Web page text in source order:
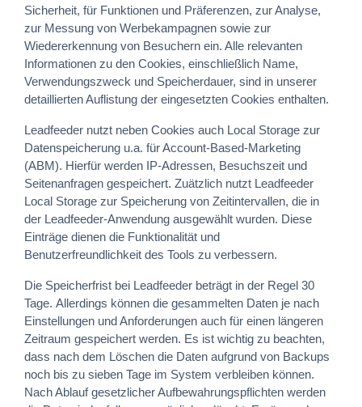
Sicherheit, für Funktionen und Präferenzen, zur Analyse,
zur Messung von Werbekampagnen sowie zur
Wiedererkennung von Besuchern ein. Alle relevanten
Informationen zu den Cookies, einschließlich Name,
Verwendungszweck und Speicherdauer, sind in unserer
detaillierten Auflistung der eingesetzten Cookies enthalten.
Leadfeeder nutzt neben Cookies auch Local Storage zur
Datenspeicherung u.a. für Account-Based-Marketing
(ABM). Hierfür werden IP-Adressen, Besuchszeit und
Seitenanfragen gespeichert. Zuätzlich nutzt Leadfeeder
Local Storage zur Speicherung von Zeitintervallen, die in
der Leadfeeder-Anwendung ausgewählt wurden. Diese
Einträge dienen die Funktionalität und
Benutzerfreundlichkeit des Tools zu verbessern.
Die Speicherfrist bei Leadfeeder beträgt in der Regel 30
Tage. Allerdings können die gesammelten Daten je nach
Einstellungen und Anforderungen auch für einen längeren
Zeitraum gespeichert werden. Es ist wichtig zu beachten,
dass nach dem Löschen die Daten aufgrund von Backups
noch bis zu sieben Tage im System verbleiben können.
Nach Ablauf gesetzlicher Aufbewahrungspflichten werden